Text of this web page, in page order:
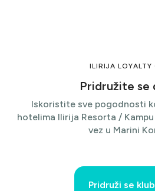
ILIRIJA LOYALTY
Pridružite se
Iskoristite sve pogodnosti
hotelima Ilirija Resorta /
vez u Marini
Pridruži se